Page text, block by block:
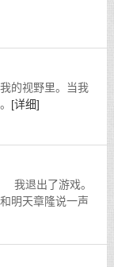
的视野里。当我
[详细]
戏。
明天章隆说一声
爬出游戏仓的